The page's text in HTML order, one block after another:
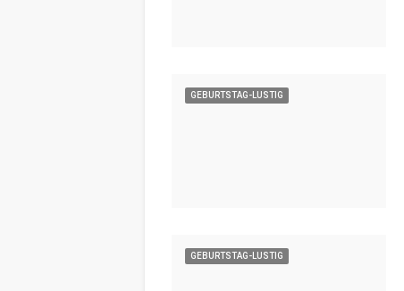
GEBURTSTAG-LUSTIG
GEBURTSTAG-LUSTIG